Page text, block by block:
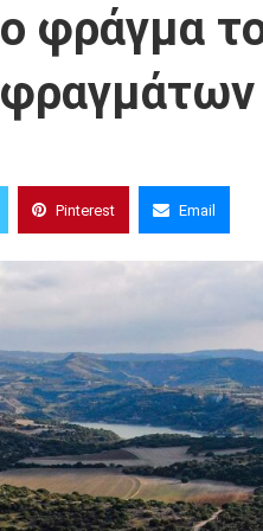
φράγμα
Pinterest Email